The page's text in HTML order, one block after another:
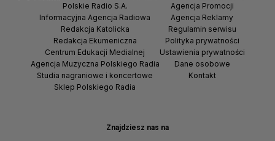
Znajdziesz nas na
Polskie Radio S.A.
Informacyjna Agencja Radiowa
Redakcja Katolicka
Redakcja Ekumeniczna
Centrum Edukacji Medialnej
Agencja Muzyczna Polskiego Radia
Studia nagraniowe i koncertowe
Sklep Polskiego Radia
Agencja Promocji
Agencja Reklamy
Regulamin serwisu
Polityka prywatności
Ustawienia prywatności
Dane osobowe
Kontakt